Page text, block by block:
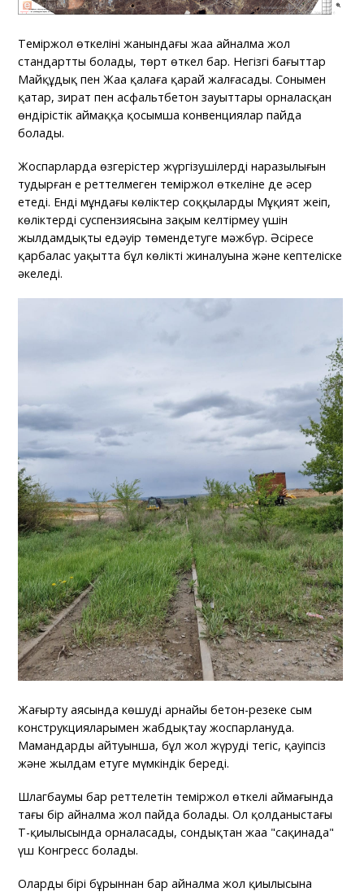
Теміржол өткелінің жанындағы жаңа айналма жол
стандартты болады, төрт өткел бар. Негізгі бағыттар
Майқұдық пен Жаңа қалаға қарай жалғасады. Сонымен
қатар, зират пен асфальтбетон зауыттары орналасқан
өндірістік аймаққа қосымша конвенциялар пайда
болады.
Жоспарларда өзгерістер жүргізушілердің наразылығын
тудырған ең реттелмеген теміржол өткеліне де әсер
етеді. Енді мұндағы көліктер соққыларды Мұқият жеңіп,
көліктердің суспензиясына зақым келтірмеу үшін
жылдамдықты едәуір төмендетуге мәжбүр. Әсіресе
қарбалас уақытта бұл көліктің жиналуына және кептеліске
әкеледі.
Жаңғырту аясында көшуді арнайы бетон-резеңке сым
конструкцияларымен жабдықтау жоспарлануда.
Мамандардың айтуынша, бұл жол жүруді тегіс, қауіпсіз
және жылдам етуге мүмкіндік береді.
Шлагбаумы бар реттелетін теміржол өткелі аймағында
тағы бір айналма жол пайда болады. Ол қолданыстағы
Т-қиылысында орналасады, сондықтан жаңа "сақинада"
үш Конгресс болады.
Олардың бірі бұрыннан бар айналма жол қиылысына